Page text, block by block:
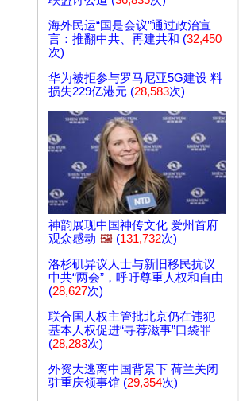
海外民运“国是会议”通过政治宣
言：推翻中共、再建共和 (32,450
次)
华为被拒参与罗马尼亚5G建设 料
损失229亿港元 (28,583次)
神韵展现中国神传文化 爱州首府
观众感动 🖼️ (131,732次)
洛杉矶异议人士与新旧移民抗议
中共“两会”，呼吁尊重人权和自由
(28,627次)
联合国人权主管批北京仍在违犯
基本人权促进“寻荐滋事”口袋罪
(28,283次)
外资大逃离中国背景下 荷兰关闭
驻重庆领事馆 (29,354次)